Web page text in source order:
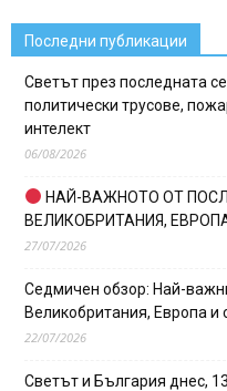
Последни публикации
Светът през последната
политически трусове,
интелект
06/08/2026
НАЙ-ВАЖНОТО ОТ
ВЕЛИКОБРИТАНИЯ,
27/07/2026
Седмичен обзор: Най-
Великобритания, Европа и
22/07/2026
Светът и България днес,